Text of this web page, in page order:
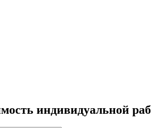
индивидуальной